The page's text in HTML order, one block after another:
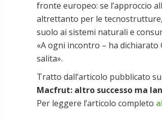
fronte europeo: se l’approccio
altrettanto per le tecnostrutture,
suolo ai sistemi naturali e
«A ogni incontro – ha
salita».
Tratto dall’articolo pubblicato su
Macfrut: altro successo ma
Per leggere l’articolo completo